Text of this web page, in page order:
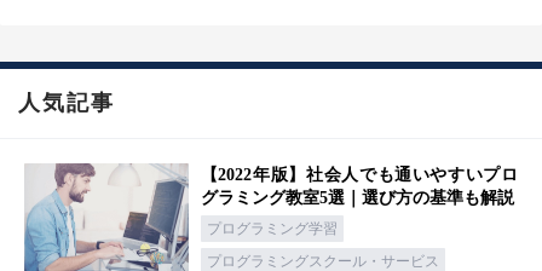
人気記事
【2022年版】社会人でも通いやすいプロ
グラミング教室5選｜選び方の基準も解説
プログラミング学習
プログラミングスクール・サービス